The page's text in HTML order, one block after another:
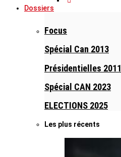
Dossiers
Focus
Spécial Can 2013
Présidentielles 2011
Spécial CAN 2023
ELECTIONS 2025
Les plus récents